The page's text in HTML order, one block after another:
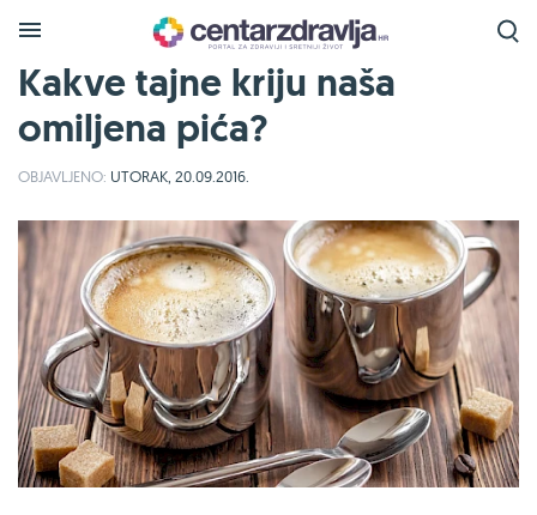
Kakve tajne kriju naša
omiljena pića?
OBJAVLJENO: UTORAK, 20.09.2016.